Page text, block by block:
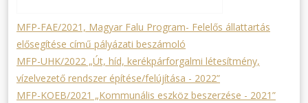
MFP-FAE/2021, Magyar Falu Program- Felelős állattartás
elősegítése című pályázati beszámoló
MFP-UHK/2022 „Út, híd, kerékpárforgalmi létesítmény,
vízelvezető rendszer építése/felújítása - 2022”
MFP-KOEB/2021 „Kommunális eszköz beszerzése - 2021”